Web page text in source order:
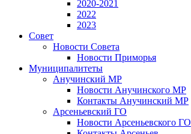
2020-2021
2022
2023
Совет
Новости Совета
Новости Приморья
Муниципалитеты
Анучинский МР
Новости Анучинского МР
Контакты Анучинский МР
Арсеньевский ГО
Новости Арсеньевского ГО